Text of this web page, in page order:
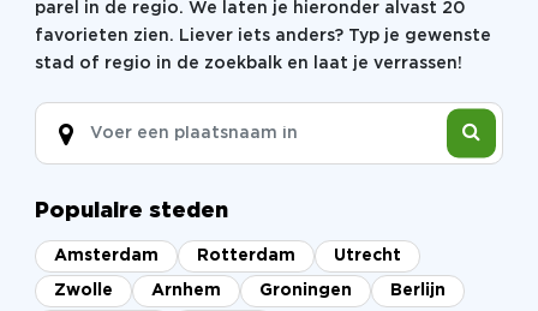
parel in de regio. We laten je hieronder alvast 20
favorieten zien. Liever iets anders? Typ je gewenste
stad of regio in de zoekbalk en laat je verrassen!
Populaire steden
Amsterdam Rotterdam Utrecht
Zwolle Arnhem Groningen Berlijn